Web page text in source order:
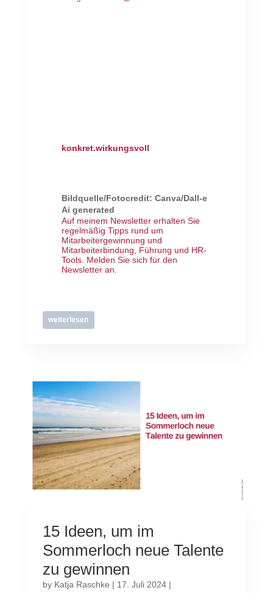
konkret.wirkungsvoll
Bildquelle/Fotocredit: Canva/Dall-e
Ai generated
Auf meinem Newsletter erhalten Sie
regelmäßig Tipps rund um
Mitarbeitergewinnung und
Mitarbeiterbindung, Führung und HR-
Tools. Melden Sie sich für den
Newsletter an
weiterlesen
15 Ideen, um im
Sommerloch neue Talente
zu gewinnen
by Katja Raschke | 17. Juli 2024|